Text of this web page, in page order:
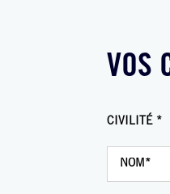
VOS
CIVILITÉ *